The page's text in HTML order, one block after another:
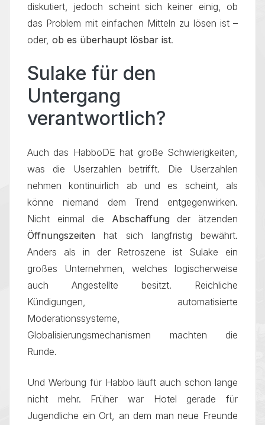
diskutiert, jedoch scheint sich keiner einig, ob
das Problem mit einfachen Mitteln zu lösen ist –
oder, ob es überhaupt lösbar ist.
Sulake für den
Untergang
verantwortlich?
Auch das HabboDE hat große Schwierigkeiten,
was die Userzahlen betrifft. Die Userzahlen
nehmen kontinuirlich ab und es scheint, als
könne niemand dem Trend entgegenwirken.
Nicht einmal die Abschaffung der ätzenden
Öffnungszeitenhat sich langfristig bewährt.
Anders als in der Retroszene ist Sulake ein
großes Unternehmen, welches logischerweise
auch Angestellte besitzt. Reichliche
Kündigungen, automatisierte
Moderationssysteme,
Globalisierungsmechanismen machten die
Runde.
Und Werbung für Habbo läuft auch schon lange
nicht mehr. Früher war Hotel gerade für
Jugendliche ein Ort, an dem man neue Freunde